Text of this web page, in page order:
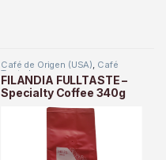
Café de Origen (USA), Café
Tostado
FILANDIA FULLTASTE –
Specialty Coffee 340g
(12oz) – (Pack of 3)